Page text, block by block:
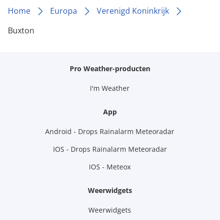
Home Europa
Verenigd Koninkrijk
Buxton
Pro Weather-producten
I'm Weather
App
Android - Drops Rainalarm Meteoradar
IOS - Drops Rainalarm Meteoradar
IOS - Meteox
Weerwidgets
Weerwidgets